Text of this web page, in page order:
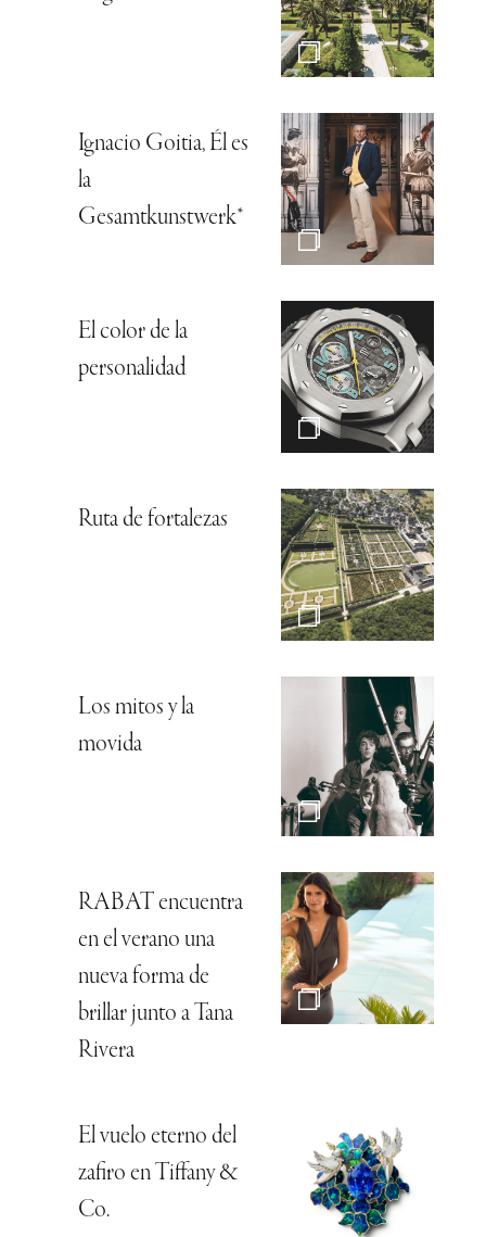
Ignacio Goitia, Él es
la
Gesamtkunstwerk*
El color de la
personalidad
Ruta de fortalezas
Los mitos y la
movida
RABAT encuentra
en el verano una
nueva forma de
brillar junto a Tana
Rivera
El vuelo eterno del
zafiro en Tiffany &
Co.